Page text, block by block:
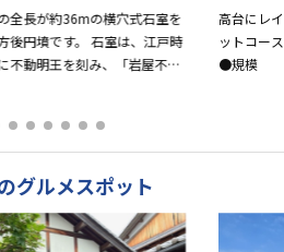
全長が約36mの横穴式石室を
後円墳です。 石室は、江戸時
不動明王を刻み、「岩屋不
高台にレ
ットコー
●規模
グルメスポット